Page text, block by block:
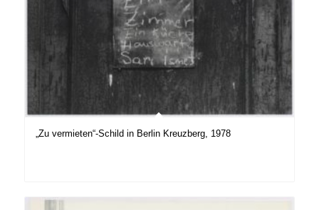
„Zu vermieten“-Schild in Berlin Kreuzberg, 1978